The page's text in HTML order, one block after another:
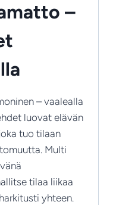
–
– vaalealla
luovat elävän
tuo tilaan
Multi
tilaa liikaa
yhteen.